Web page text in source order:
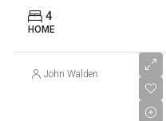
4
HOME
John Walden